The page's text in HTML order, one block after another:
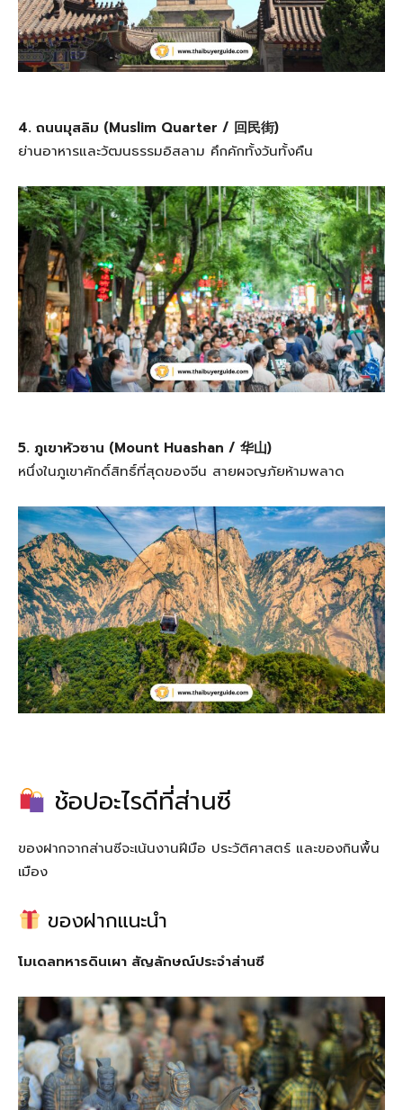
4. ถนนมุสลิม (Muslim Quarter / 回民街)
ย่านอาหารและวัฒนธรรมอิสลาม คึกคักทั้งวันทั้งคืน
5. ภูเขาหัวซาน (Mount Huashan / 华山)
หนึ่งในภูเขาศักดิ์สิทธิ์ที่สุดของจีน สายผจญภัยห้ามพลาด
ช้อปอะไรดีที่ส่านซี
ของฝากจากส่านซีจะเน้นงานฝีมือ ประวัติศาสตร์ และของกินพื้น
เมือง
ของฝากแนะนำ
โมเดลทหารดินเผา สัญลักษณ์ประจำส่านซี